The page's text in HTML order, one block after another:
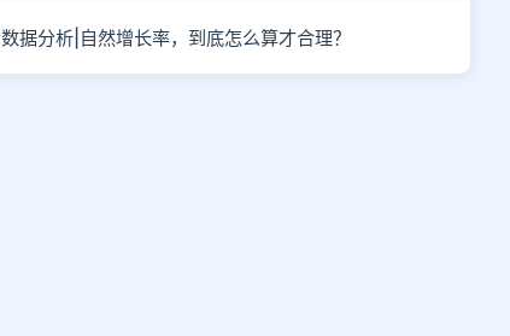
数据分析|自然增长率，到底怎么算才合理？